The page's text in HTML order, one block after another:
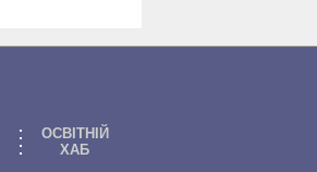
ОСВІТНІЙ
ХАБ